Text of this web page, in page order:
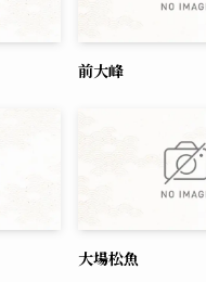
前大峰
大場松魚